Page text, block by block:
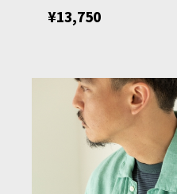
¥13,750